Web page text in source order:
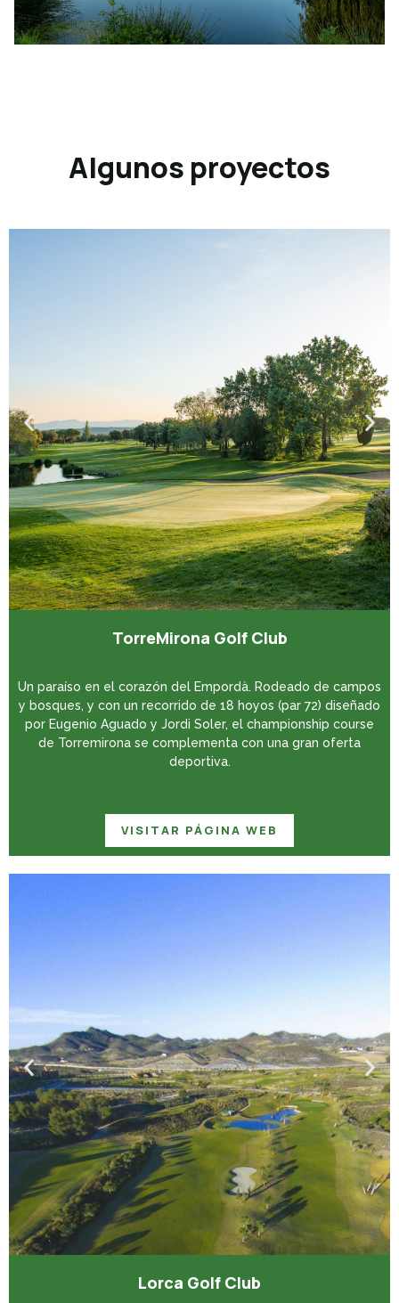
Algunos proyectos
TorreMirona Golf Club
Un paraíso en el corazón del Empordà. Rodeado de campos
y bosques, y con un recorrido de 18 hoyos (par 72) diseñado
por Eugenio Aguado y Jordi Soler, el championship course
de Torremirona se complementa con una gran oferta
deportiva.
VISITAR PÁGINA WEB
Lorca Golf Club